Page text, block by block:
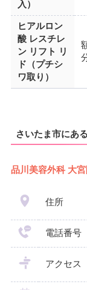
入）
ヒアルロン
酸 レスチレ
ン リフト リ
ド（プチシ
ワ取り）
さいたま市にあ
品川美容外科 大
住所
電話番号
アクセス